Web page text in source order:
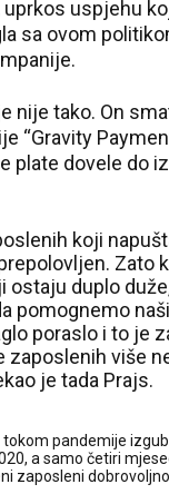
uprkos uspjehu
sa ovom
nije tako. On
“Gravity
plate dovele do
koji
Zato
ostaju duplo
pomognemo
poraslo i to je
zaposlenih više
je tada Prajs.
tokom pandemije
a samo četiri
zaposleni